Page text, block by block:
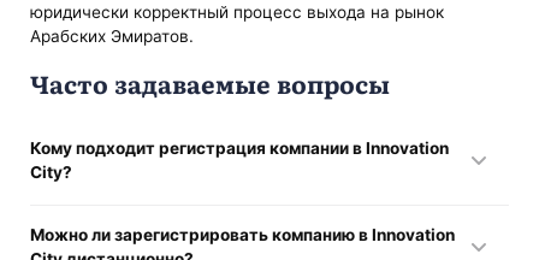
юридически корректный процесс выхода на рынок
Арабских Эмиратов.
Часто задаваемые вопросы
Кому подходит регистрация компании в Innovation
City?
высокотехнологичные компании в области AI, блокчейна,
Можно ли зарегистрировать компанию в Innovation